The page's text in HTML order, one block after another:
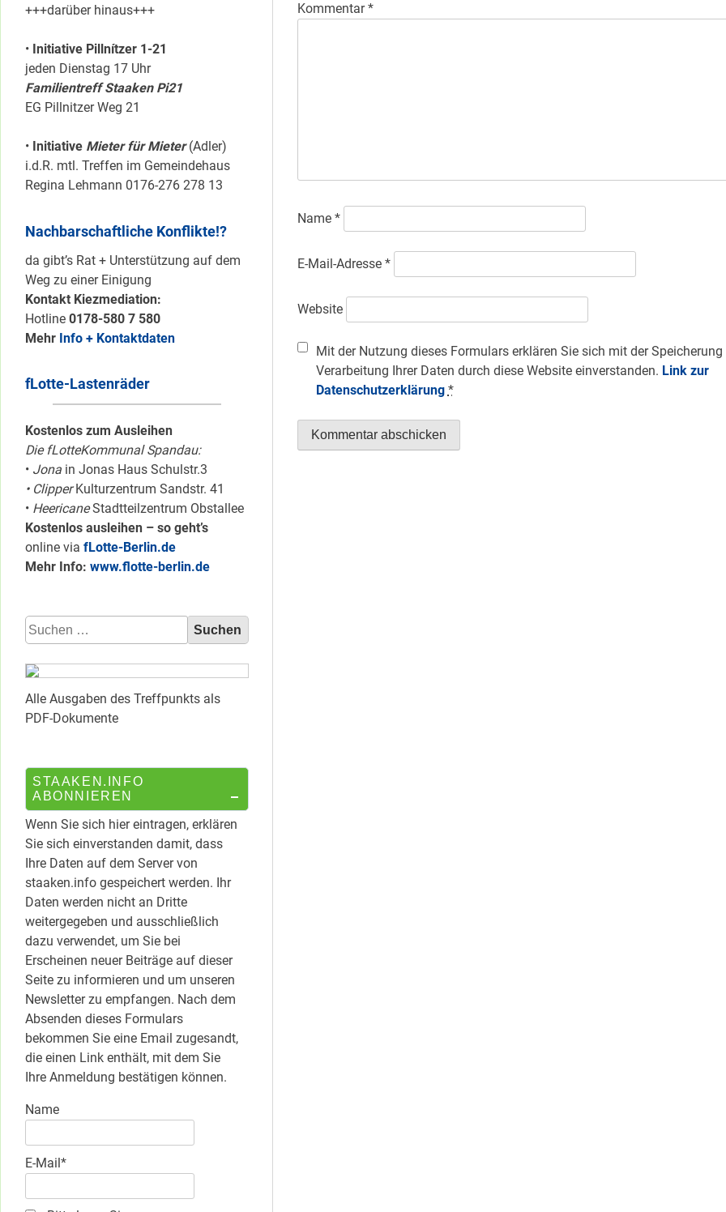
Kommentar*
Name *
E-Mail-Adresse *
Website
Mit der Nutzung dieses Formulars erklären Sie sich mit der Speicherung
Verarbeitung Ihrer Daten durch diese Website einverstanden. Link zur
Datenschutzerklärung *
+++darüber hinaus+++
• Initiative Pillnítzer 1-21
jeden Dienstag 17 Uhr
Familientreff Staaken Pi21
EG Pillnitzer Weg 21
• Initiative Mieter für Mieter(Adler)
i.d.R. mtl. Treffen im Gemeindehaus
Regina Lehmann 0176-276 278 13
Nachbarschaftliche Konflikte!?
da gibt’s Rat + Unterstützung auf dem
Weg zu einer Einigung
Kontakt Kiezmediation:
Hotline 0178-580 7 580
Mehr Info + Kontaktdaten
fLotte-Lastenräder
Kostenlos zum Ausleihen
Die fLotteKommunal Spandau:
• Jona in Jonas Haus Schulstr.3
• ClipperKulturzentrum Sandstr. 41
• HeericaneStadtteilzentrum Obstallee
Kostenlos ausleihen – so geht’s
online via fLotte-Berlin.de
Mehr Info: www.flotte-berlin.de
Suchen
nach:
Alle Ausgaben des Treffpunkts als
PDF-Dokumente
STAAKEN.INFO
ABONNIEREN
Wenn Sie sich hier eintragen, erklären
Sie sich einverstanden damit, dass
Ihre Daten auf dem Server von
staaken.info gespeichert werden. Ihr
Daten werden nicht an Dritte
weitergegeben und ausschließlich
dazu verwendet, um Sie bei
Erscheinen neuer Beiträge auf dieser
Seite zu informieren und um unseren
Newsletter zu empfangen. Nach dem
Absenden dieses Formulars
bekommen Sie eine Email zugesandt,
die einen Link enthält, mit dem Sie
Ihre Anmeldung bestätigen können.
Name
E-Mail*